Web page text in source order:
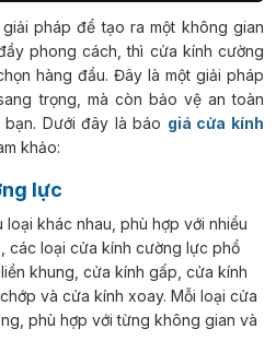
phong cách, thì cửa kính cường
hàng đầu. Đây là một giải pháp
trọng, mà còn bảo vệ an toàn
Dưới đây là báo giá cửa kính
khảo:
lực
các loại cửa kính cường lực phổ
khung, cửa kính gấp, cửa kính
và cửa kính xoay. Mỗi loại cửa
phù hợp với từng không gian và